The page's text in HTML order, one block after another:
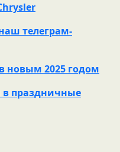
телеграм-
новым 2025 годом
в праздничные